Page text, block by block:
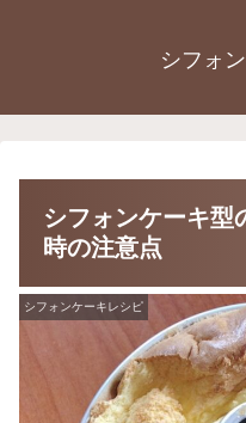
シフォ
シフォンケーキ型
時の注意点
シフォンケーキレシピ